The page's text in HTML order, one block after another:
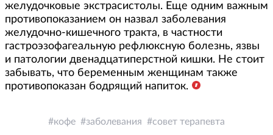
желудочковые экстрасистолы. Еще одним важным
противопоказанием он назвал заболевания
желудочно-кишечного тракта, в частности
гастроэзофагеальную рефлюксную болезнь, язвы
и патологии двенадцатиперстной кишки. Не стоит
забывать, что беременным женщинам также
противопоказан бодрящий напиток.
кофе заболевания совет терапевта